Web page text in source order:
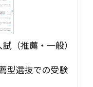
（推薦・一般）
型選抜での受験